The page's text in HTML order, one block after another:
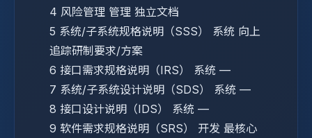
4 风险管理 管理 独立文档
5 系统/子系统规格说明（SSS） 系统 向上
追踪研制要求/方案
6 接口需求规格说明（IRS） 系统 —
7 系统/子系统设计说明（SDS） 系统 —
8 接口设计说明（IDS） 系统 —
9 软件需求规格说明（SRS） 开发 最核心